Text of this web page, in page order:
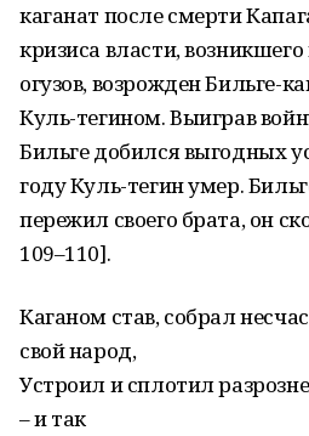
каганат после смерти
кризиса власти, возникшего
огузов, возрожден Бильге-
Куль-тегином. Выиграв
Бильге добился выгодных
году Куль-тегин умер.
пережил своего брата, он
109–110].
Каганом став, собрал
свой народ,
Устроил и сплотил
– и так